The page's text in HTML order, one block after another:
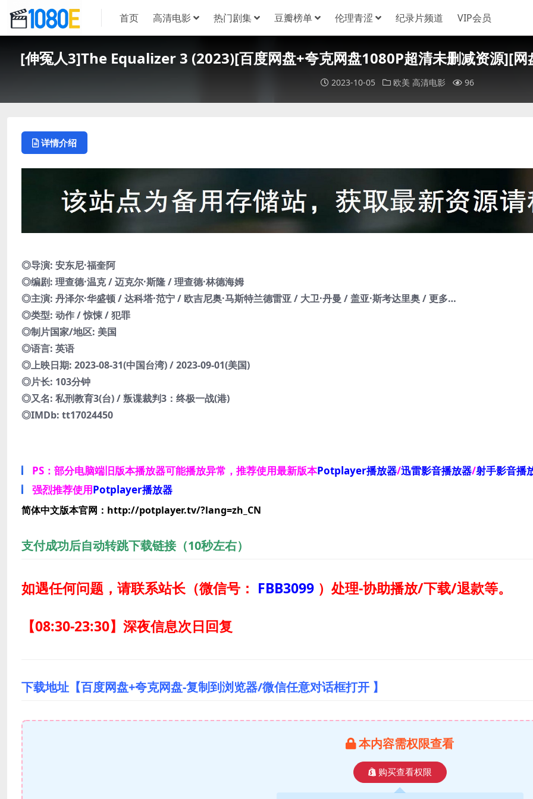
首页 高清电影 热门剧集 豆瓣榜单 伦理青涩 纪录片频道 VIP会员
[伸冤人3]The Equalizer 3 (2023)[百度网盘+夸克网盘1080P超清未删减资源][
2023-10-05 欧美 高清电影 96
详情介绍
◎导演: 安东尼·福奎阿
◎编剧: 理查德·温克 / 迈克尔·斯隆 / 理查德·林德海姆
◎主演: 丹泽尔·华盛顿 / 达科塔·范宁 / 欧吉尼奥·马斯特兰德雷亚 / 大卫·丹曼 / 盖亚·斯考达里奥 / 更多…
◎类型: 动作 / 惊悚 / 犯罪
◎制片国家/地区: 美国
◎语言: 英语
◎上映日期: 2023-08-31(中国台湾) / 2023-09-01(美国)
◎片长: 103分钟
◎又名: 私刑教育3(台) / 叛谍裁判3：终极一战(港)
◎IMDb: tt17024450
PS：部分电脑端旧版本播放器可能播放异常，推荐使用最新版本Potplayer播放器/迅雷影音播放器/射手影音播
强烈推荐使用Potplayer播放器
简体中文版本官网：http://potplayer.tv/?lang=zh_CN
支付成功后自动转跳下载链接（10秒左右）
如遇任何问题，请联系站长（微信号： FBB3099 ） 处理-协助播放/下载/退款等。
【08:30-23:30】深夜信息次日回复
下载地址【百度网盘+夸克网盘-复制到浏览器/微信任意对话框打开 】
本内容需权限查看
购买查看权限